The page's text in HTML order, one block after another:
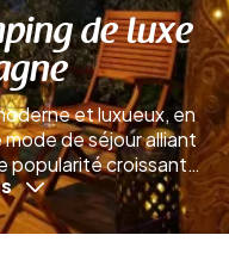
de luxe
et luxueux, en
de séjour alliant
popularité croissante
quotidien de plus en
qui s’accumulent,
faire une pause et